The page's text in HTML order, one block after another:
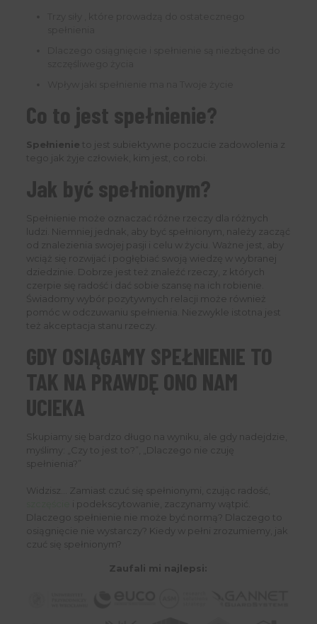
Co to jest spełnienie?
Spełnienie to jest subiektywne poczucie zadowolenia z
tego jak żyje człowiek, kim jest, co robi.
Jak być spełnionym?
Spełnienie może oznaczać różne rzeczy dla różnych
ludzi. Niemniej jednak, aby być spełnionym, należy zacząć
od znalezienia swojej pasji i celu w życiu. Ważne jest, aby
wciąż się rozwijać i pogłębiać swoją wiedzę w wybranej
dziedzinie. Dobrze jest też znaleźć rzeczy, z których
czerpie się radość i dać sobie szansę na ich robienie.
Świadomy wybór pozytywnych relacji może również
pomóc w odczuwaniu spełnienia. Niezwykle istotna jest
też akceptacja stanu rzeczy.
GDY OSIĄGAMY SPEŁNIENIE TO
TAK NA PRAWDĘ ONO NAM
UCIEKA
Skupiamy się bardzo długo na wyniku, ale gdy nadejdzie,
myślimy: „Czy to jest to?”, „Dlaczego nie czuję
spełnienia?”
Widzisz… Zamiast czuć się spełnionymi, czując radość,
i podekscytowanie, zaczynamy wątpić.
Dlaczego spełnienie nie może być normą? Dlaczego to
osiągnięcie nie wystarczy? Kiedy w pełni zrozumiemy, jak
czuć się spełnionym?
Zaufali mi najlepsi: